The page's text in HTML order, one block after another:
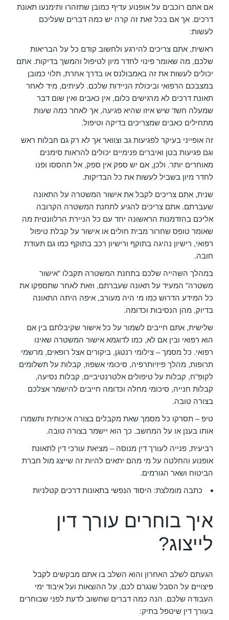
אם אתם רוכבים על אופנוע עדיף כמובן שתזהרו ותימנעו תאונת
דרכים. אך אם בכל זאת זה קרה יש כמה דברים שעליכם
לעשות:
ראשית, אתם צריכים להירגע ולחשוב קודם כל על הבריאות
שלכם, מה שאומר פינוי לחדר מיון לטיפול והמשך בדיקות. אתם
יכולים לעשות את זה באמבולנס או בדרך אחרת, תלוי כמובן
במצבכם הרפואי וביכולת הניידות שלכם. לעיתים, מיד לאחר
תאונת דרכים לא מרגישים כלום, אין כאבים ואין שום דבר
שמעלה חשד שיש איזו שהיא פגיעה, אך לאחר כמה שעות
מתחילים כאבים שמצריכים בדיקה וטיפול.
זה אופייני בעיקר לפגיעות גב וצוואר אך לא רק גם חבלות ראש
וגם פגיעות בטן ואיברים פנימיים יכולים להראות סימנים
מאוחרים יותר. ולכן, אם יש ספק אין ספק, אל תהססו ופנו
לחדר מיון בשביל לעשות את כל הבדיקות.
שנית, אתם צריכים לקבל את אישור המשטרה על התאונה
שעברתם. אתם צריכים להגיע לתחנת המשטרה הקרובה
אליכם בהזדמנות הראשונה יחד עם כל הניירת הרלוונטית מה
שאומר טופס שחרור מבית חולים או אישור על קבלת טיפול
רפואי, רישיון נהיגה בתוקף ורישיון רכב בתוקף כמו גם תעודת
חובה.
במהלך השהייה שלכם בתחנת המשטרה תקבלו "אישור
משטרה" המעיד על תאונה שעברתם, וזאת לאחר שתספקו את
כל המידע הדרוש כמו מי היה מעורב, איפה היתה התאונה
בדיוק, מהן הנסיבות וכדומה.
שלישית, אתם חייבים לשמור על כל אישור שקיבלתם בין אם
הוא רפואי ובין אם לא, כמו לדוגמא אישור המשטרה שאינו
רפואי. כל מסמך – צילומי רנטגן, ביקורים אצל רופאים, מרשמי
תרופות, מהלך פיזיותרפיה, סיכומי אשפוז, קבלות על תשלומים
לקופ"ח, קבלות על טיפולים אלטרנטיביים, קבלות נסיעה,
קבלות חנייה, סיכומי מחלה וכדומה חייבים להישמר אצלכם
בצורה טובה.
טיפ – תסרקו כל מסמך שאת מקבלים בצורה איכותית ותשמרו
אותו בענן או על המחשב. כך הוא יישמר בצורה טובה.
רביעית, פנייה לעורך דין מנוסה – מציאת עורכי דין לתאונת
אופנוע והחלטה על מי מהם יתאים להיות זה שייצג מול חברת
הביטוח ושאר הגורמים.
כתבה מומלצת: היסוד הנפשי בתאונות דרכים קטלניות
איך בוחרים עורך דין
לייצוג?
הגעתם לשלב האחרון והוא השלב בו אתם מבקשים לקבל
פיצויים על הסבל שנגרם לכם, על ההוצאות ועל איבוד ימי
העבודה שלכם. הנה כמה דברים שחשוב לדעת לפני שבוחרים
בעורך דין שיטפל בתיק: